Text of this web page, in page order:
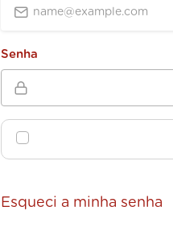
Senha
Esqueci a minha senha